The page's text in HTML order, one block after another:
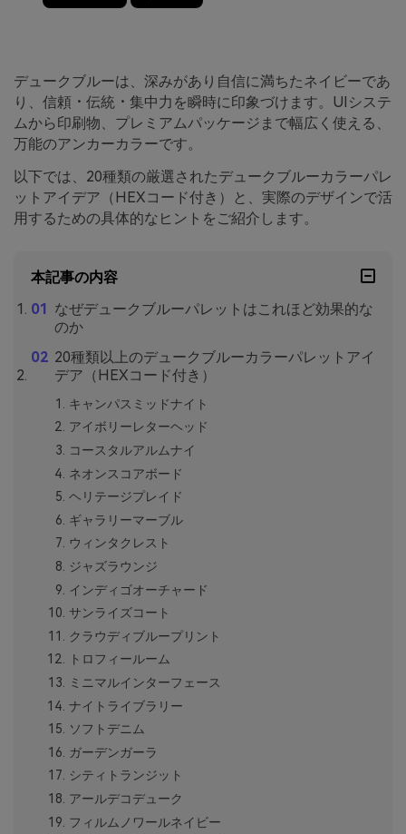
デュークブルーは、深みがあり自信に満ちたネイビーであ
り、信頼・伝統・集中力を瞬時に印象づけます。UIシステ
ムから印刷物、プレミアムパッケージまで幅広く使える、
万能のアンカーカラーです。
以下では、20種類の厳選されたデュークブルーカラーパレ
ットアイデア（HEXコード付き）と、実際のデザインで活
用するための具体的なヒントをご紹介します。
本記事の内容
なぜデュークブルーパレットはこれほど効果的な
のか
20種類以上のデュークブルーカラーパレットアイ
デア（HEXコード付き）
キャンパスミッドナイト
アイボリーレターヘッド
コースタルアルムナイ
ネオンスコアボード
ヘリテージプレイド
ギャラリーマーブル
ウィンタクレスト
ジャズラウンジ
インディゴオーチャード
サンライズコート
クラウディブループリント
トロフィールーム
ミニマルインターフェース
ナイトライブラリー
ソフトデニム
ガーデンガーラ
シティトランジット
アールデコデューク
フィルムノワールネイビー